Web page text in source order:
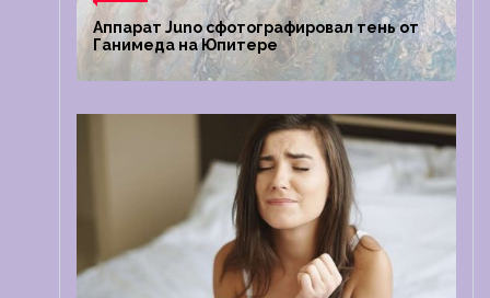
Аппарат Juno сфотографировал тень от
Ганимеда на Юпитере